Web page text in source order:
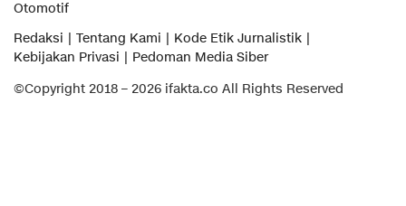
Otomotif
Redaksi
Tentang Kami
Kode Etik Jurnalistik
Kebijakan Privasi
Pedoman Media Siber
©Copyright 2018 – 2026 ifakta.co All Rights Reserved